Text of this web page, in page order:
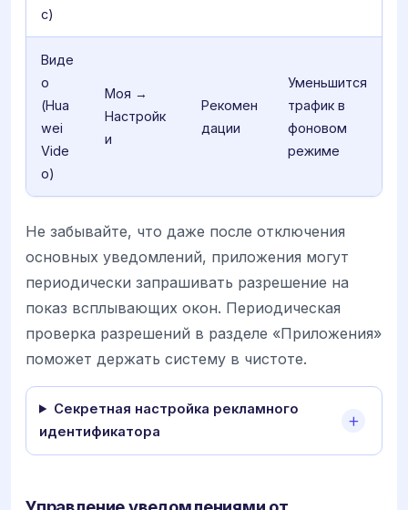
c)
Виде
о
(Hua
wei
Vide
o)
Моя →
Настройк
и
Рекомен
дации
Уменьшится
трафик в
фоновом
режиме
Не забывайте, что даже после отключения
основных уведомлений, приложения могут
периодически запрашивать разрешение на
показ всплывающих окон. Периодическая
проверка разрешений в разделе «Приложения»
поможет держать систему в чистоте.
Секретная настройка рекламного
идентификатора